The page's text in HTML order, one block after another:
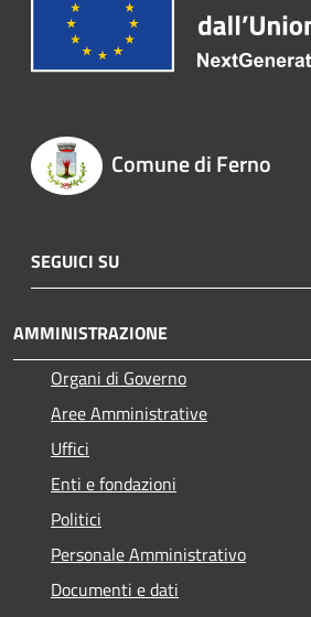
Comune di Ferno
SEGUICI SU
AMMINISTRAZIONE
Organi di Governo
Aree Amministrative
Uffici
Enti e fondazioni
Politici
Personale Amministrativo
Documenti e dati